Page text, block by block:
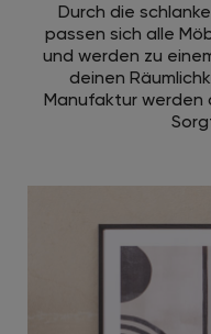
Durch die
passen sich alle
und werden zu
deinen
Manufaktur werden